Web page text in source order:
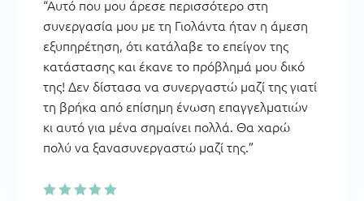
“Αυτό που μου άρεσε περισσότερο στη
συνεργασία μου με τη Γιολάντα ήταν η άμεση
εξυπηρέτηση, ότι κατάλαβε το επείγον της
κατάστασης και έκανε το πρόβλημά μου δικό
της! Δεν δίστασα να συνεργαστώ μαζί της γιατί
τη βρήκα από επίσημη ένωση επαγγελματιών
κι αυτό για μένα σημαίνει πολλά. Θα χαρώ
πολύ να ξανασυνεργαστώ μαζί της.”